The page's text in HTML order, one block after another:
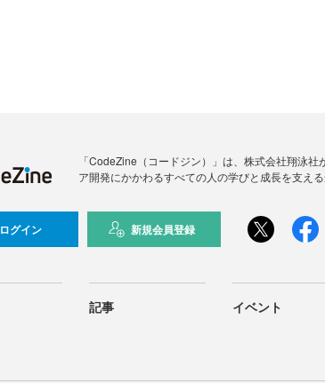
「CodeZine（コードジン）」は、株式会社翔泳
ア開発にかかわるすべての人の学びと成長を支え
ログイン 新規会員登録
記事 イベント